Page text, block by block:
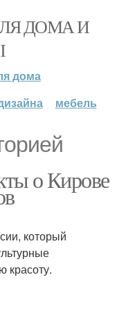
ДОМА И
дома
мебель
о Кирове
который
красоту.